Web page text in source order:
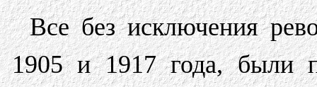
Все без исключения
1905 и 1917 года, были